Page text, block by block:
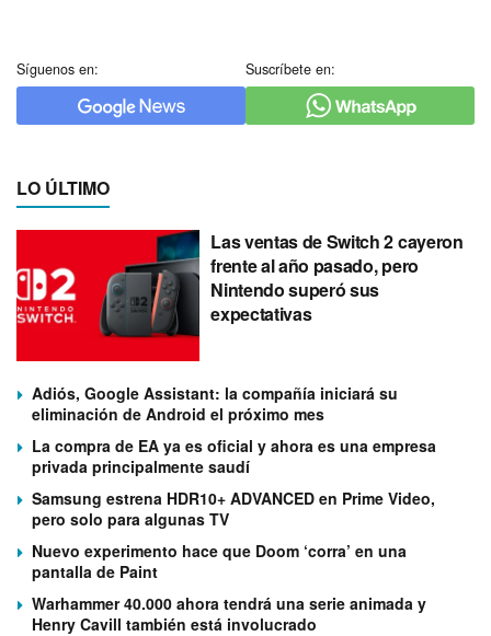
Síguenos en: Suscríbete en:
LO ÚLTIMO
Las ventas de Switch 2 cayeron
frente al año pasado, pero
Nintendo superó sus
expectativas
Adiós, Google Assistant: la compañía iniciará su
eliminación de Android el próximo mes
La compra de EA ya es oficial y ahora es una empresa
privada principalmente saudí
Samsung estrena HDR10+ ADVANCED en Prime Video,
pero solo para algunas TV
Nuevo experimento hace que Doom ‘corra’ en una
pantalla de Paint
Warhammer 40.000 ahora tendrá una serie animada y
Henry Cavill también está involucrado